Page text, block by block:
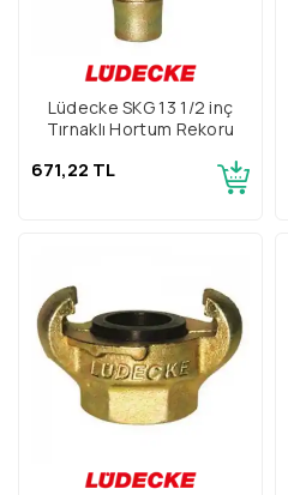
Lüdecke SKG 13 1/2 inç
Tırnaklı Hortum Rekoru
671,22 TL